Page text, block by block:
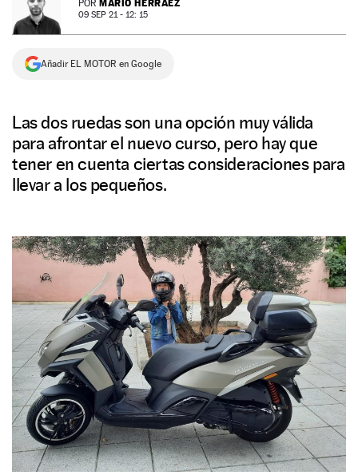
NEWSLETTER
SÍGUENOS
POR MARIO HERRÁEZ
09 SEP 21 - 12: 15
Añadir EL MOTOR en Google
Las dos ruedas son una opción muy válida
para afrontar el nuevo curso, pero hay que
tener en cuenta ciertas consideraciones para
llevar a los pequeños.